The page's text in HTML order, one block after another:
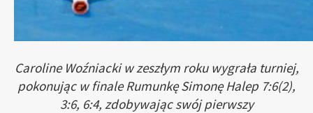
Caroline Woźniacki w zeszłym roku wygrała turniej,
pokonując w finale Rumunkę Simonę Halep 7:6(2),
3:6, 6:4, zdobywając swój pierwszy